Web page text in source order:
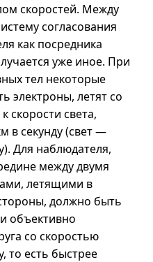
скоростей. Между
согласования
как посредника
уже иное. При
тел некоторые
электроны, летят со
скорости света,
в секунду (свет —
Для наблюдателя,
между двумя
летящими в
должно быть
объективно
со скоростью
то есть быстрее